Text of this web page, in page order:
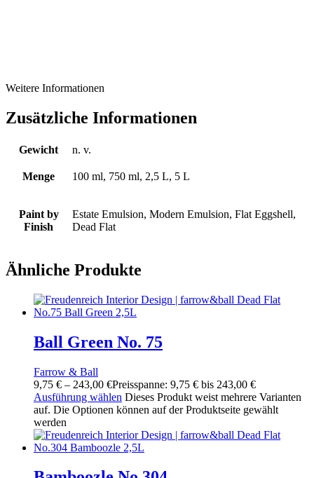
Weitere Informationen
Zusätzliche Informationen
Gewicht n. v.
Menge 100 ml, 750 ml, 2,5 L, 5 L
Paint by
Finish
Estate Emulsion, Modern Emulsion, Flat Eggshell,
Dead Flat
Ähnliche Produkte
Ball Green No. 75
Farrow & Ball
9,75 € – 243,00 €Preisspanne: 9,75 € bis 243,00 €
Ausführung wählen Dieses Produkt weist mehrere Varianten
auf. Die Optionen können auf der Produktseite gewählt
werden